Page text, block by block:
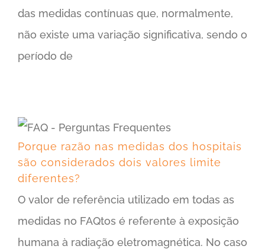
das medidas contínuas que, normalmente,
não existe uma variação significativa, sendo o
período de
Porque razão nas medidas dos hospitais
são considerados dois valores limite
diferentes?
O valor de referência utilizado em todas as
medidas no FAQtos é referente à exposição
humana à radiação eletromagnética. No caso